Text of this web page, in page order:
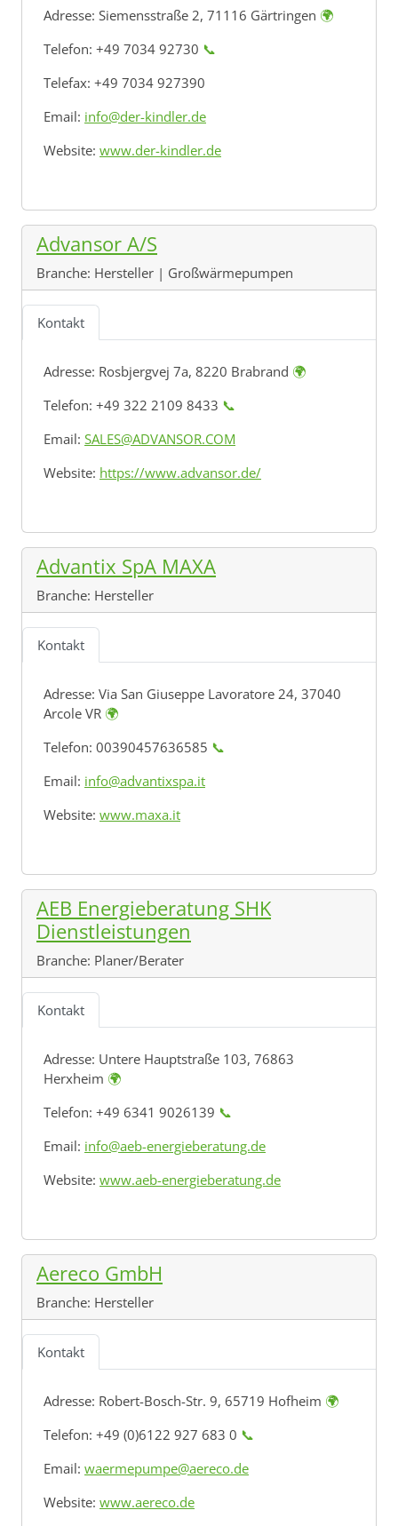
Adresse: Siemensstraße 2, 71116 Gärtringen 🌍
Telefon: +49 7034 92730 📞
Telefax: +49 7034 927390
Email: info@der-kindler.de
Website: www.der-kindler.de
Advansor A/S
Branche: Hersteller | Großwärmepumpen
Kontakt
Adresse: Rosbjergvej 7a, 8220 Brabrand 🌍
Telefon: +49 322 2109 8433 📞
Email: SALES@ADVANSOR.COM
Website: https://www.advansor.de/
Advantix SpA MAXA
Branche: Hersteller
Kontakt
Adresse: Via San Giuseppe Lavoratore 24, 37040
Arcole VR 🌍
Telefon: 00390457636585 📞
Email: info@advantixspa.it
Website: www.maxa.it
AEB Energieberatung SHK
Dienstleistungen
Branche: Planer/Berater
Kontakt
Adresse: Untere Hauptstraße 103, 76863
Herxheim 🌍
Telefon: +49 6341 9026139 📞
Email: info@aeb-energieberatung.de
Website: www.aeb-energieberatung.de
Aereco GmbH
Branche: Hersteller
Kontakt
Adresse: Robert-Bosch-Str. 9, 65719 Hofheim 🌍
Telefon: +49 (0)6122 927 683 0 📞
Email: waermepumpe@aereco.de
Website: www.aereco.de